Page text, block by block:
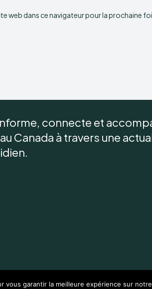
web dans ce navigateur pour la prochaine
connecte et
Canada à travers une
vous garantir la meilleure expérience sur